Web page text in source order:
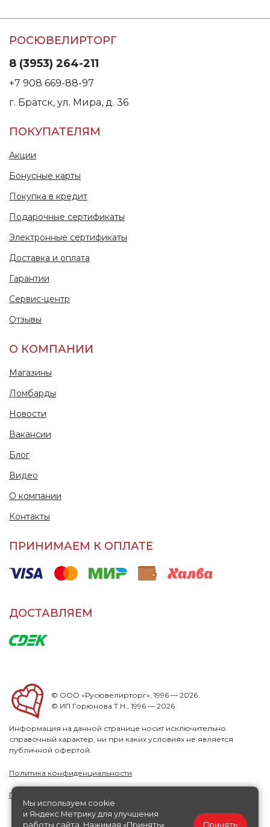
РОСЮВЕЛИРТОРГ
8 (3953) 264-211
+7 908 669-88-97
г. Братск, ул. Мира, д. 36
ПОКУПАТЕЛЯМ
Акции
Бонусные карты
Покупка в кредит
Подарочные сертификаты
Электронные сертификаты
Доставка и оплата
Гарантии
Сервис-центр
Отзывы
О КОМПАНИИ
Магазины
Ломбарды
Новости
Вакансии
Блог
Видео
О компании
Контакты
ПРИНИМАЕМ К ОПЛАТЕ
ДОСТАВЛЯЕМ
© ООО «Русювелирторг», 1996 — 2026
© ИП Горюнова Т.Н., 1996 — 2026
Информация на данной странице носит исключительно
справочный характер, ни при каких условиях не является
публичной офертой.
Политика конфиденциальности
Публичная офера
Мы используем cookie
и Яндекс.Метрику для улучшения
работы сайта. Нажимая «Принять»,
Принять